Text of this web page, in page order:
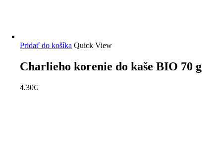
Pridať do košíka Quick View
Charlieho korenie do kaše BIO 70 g
4.30€